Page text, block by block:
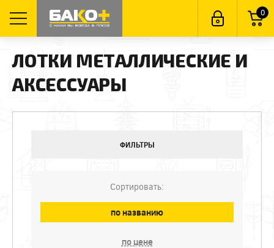
0
ЛОТКИ МЕТАЛЛИЧЕСКИЕ И
АКСЕССУАРЫ
ФИЛЬТРЫ
Сортировать:
по названию
по цене